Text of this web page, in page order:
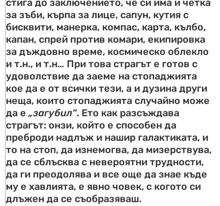
стига до заключението, че си има и четка
за зъби, кърпа за лице, сапун, кутия с
бисквити, манерка, компас, карта, кълбо,
капан, спрей против комари, екипировка
за дъждовно време, космическо облекло
и т.н., и т.н… При това страгът е готов с
удоволствие да заеме на стопаджията
кое да е от всички тези, а и дузина други
неща, които стопаджията случайно може
да е „загубил“. Ето как разсъждава
страгът: онзи, който е способен да
преброди надлъж и нашир галактиката, и
то на стоп, да изнемогва, да мизерствува,
да се сблъсква с невероятни трудности,
да ги преодолява и все още да знае къде
му е хавлията, е явно човек, с когото си
длъжен да се съобразяваш.